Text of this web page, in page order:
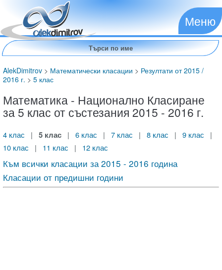
Меню
AlekDimitrov > Математически класации > Резултати от 2015 /
2016 г. > 5 клас
Математика - Национално Класиране
за 5 клас от състезания 2015 - 2016 г.
4 клас | 5 клас | 6 клас | 7 клас | 8 клас | 9 клас
|
10 клас
| 11 клас | 12 клас
Към всички класации за 2015 - 2016 година
Класации от предишни години